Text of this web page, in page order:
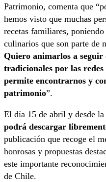
Patrimonio, comenta que
hemos visto que muchas
recetas familiares,
culinarios que son parte de
Quiero animarlos a seguir
tradicionales por las
permite encontrarnos y
patrimonio”.
El día 15 de abril y desde
podrá descargar
publicación que recoge el
honrosas y propuestas
este importante
de Chile.